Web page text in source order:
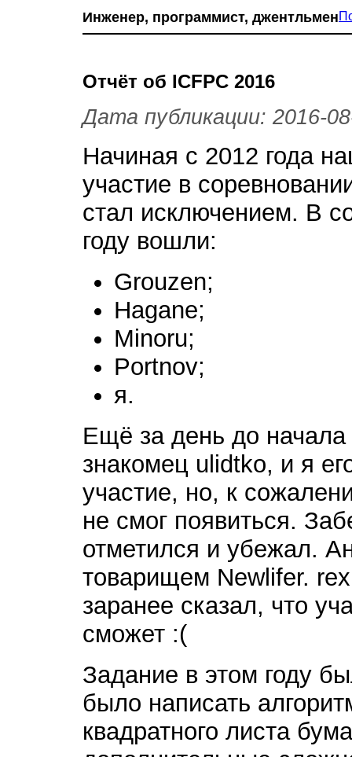
Инженер, программист, джентльмен
Отчёт об ICFPC 2016
Дата публикации: 2016-
Начиная с 2012 года
участие в
стал исключением. В
году вошли:
Grouzen;
Hagane;
Minoru;
Portnov;
я.
Ещё за день до
знакомец ulidtko, и я
участие, но, к
не смог появиться.
отметился и убежал.
товарищем Newlifer.
заранее сказал, что
сможет :(
Задание в этом году
было написать
квадратного листа